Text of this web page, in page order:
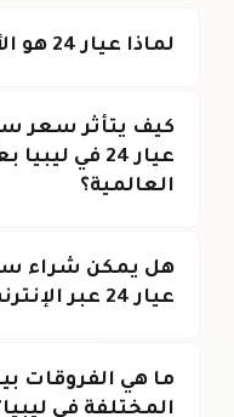
لماذا عيار 24 هو الأفضل للاستثمار؟
عيار 24 في
العالمية؟
عيار 24 عبر الإنترنت في ليبيا؟
ما هي الفروقات
المختلفة في